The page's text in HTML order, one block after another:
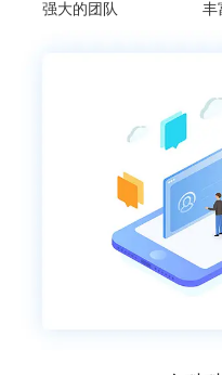
强大的团队 丰